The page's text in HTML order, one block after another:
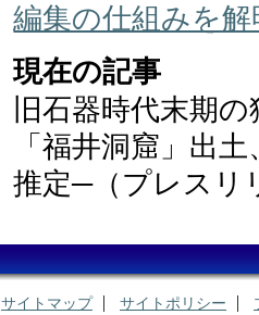
編集の仕組みを
現在の記事
旧石器時代末期
「福井洞窟」出
推定─（プレスリ
サイトマップ サイトポリシー